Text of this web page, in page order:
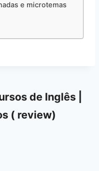
e microtemas
de Inglês |
( review)